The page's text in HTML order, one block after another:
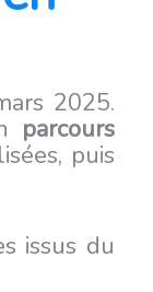
2025.
parcours
puis
issus du